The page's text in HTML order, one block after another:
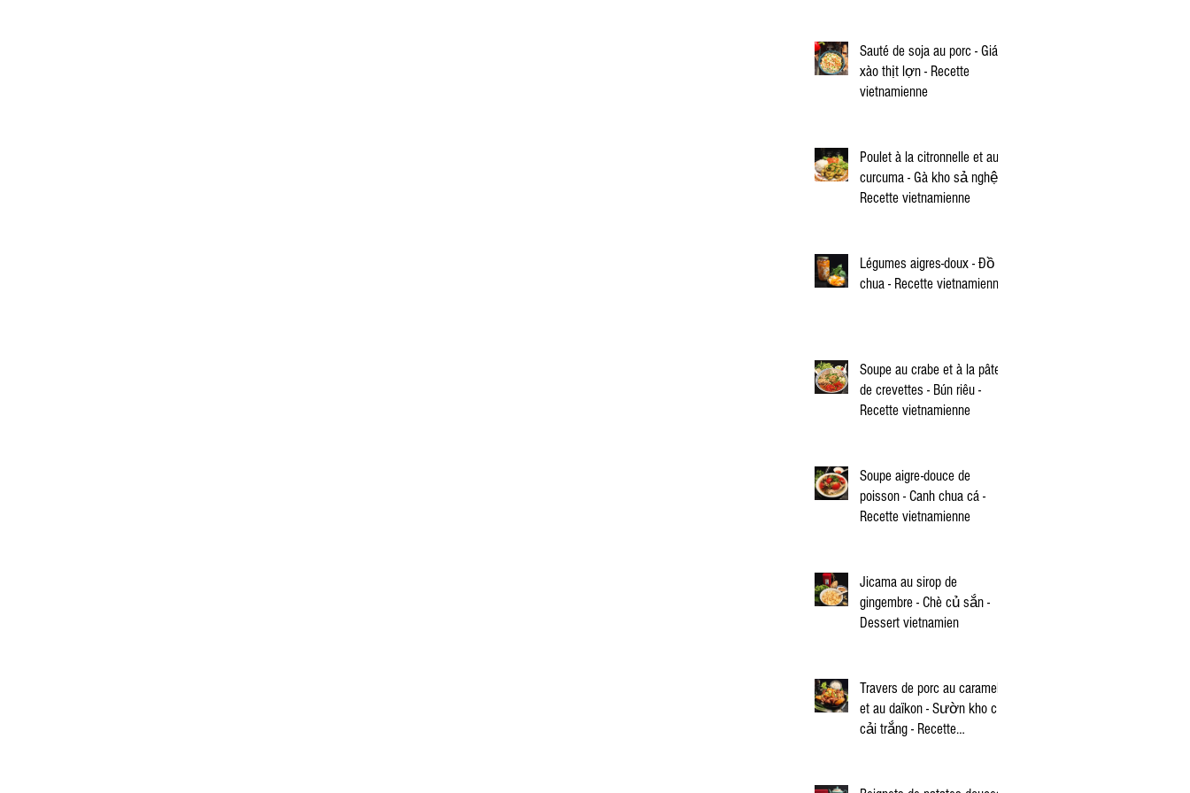
Sauté de soja au porc - Giá
xào thịt lợn - Recette
vietnamienne
Poulet à la citronnelle et au
curcuma - Gà kho sả nghệ -
Recette vietnamienne
Légumes aigres-doux - Đồ
chua - Recette vietnamienne
Soupe au crabe et à la pâte
de crevettes - Bún riêu -
Recette vietnamienne
Soupe aigre-douce de
poisson - Canh chua cá -
Recette vietnamienne
Jicama au sirop de
gingembre - Chè củ sắn -
Dessert vietnamien
Travers de porc au caramel
et au daïkon - Sườn kho củ
cải trắng - Recette